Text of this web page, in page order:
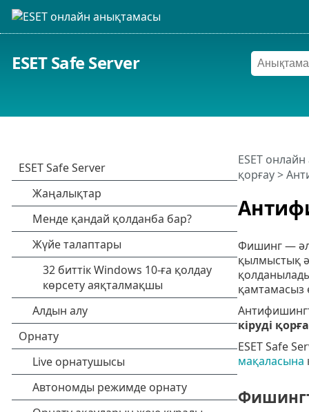
ESET Safe Server
ESET
қорғау>
Фишинг —
қылмыстық
қамтамасыз
кіруді
ESET Safe
мақаласына